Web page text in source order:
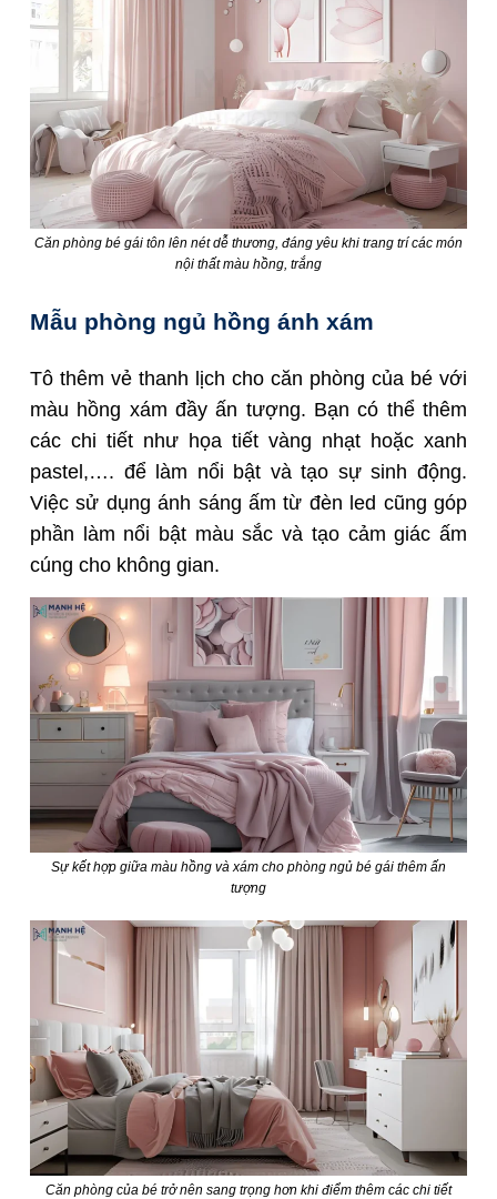
Căn phòng bé gái tôn lên nét dễ thương, đáng yêu khi trang trí các món
nội thất màu hồng, trắng
Mẫu phòng ngủ hồng ánh xám
Tô thêm vẻ thanh lịch cho căn phòng của bé với
màu hồng xám đầy ấn tượng. Bạn có thể thêm
các chi tiết như họa tiết vàng nhạt hoặc xanh
pastel,…. để làm nổi bật và tạo sự sinh động.
Việc sử dụng ánh sáng ấm từ đèn led cũng góp
phần làm nổi bật màu sắc và tạo cảm giác ấm
cúng cho không gian.
Sự kết hợp giữa màu hồng và xám cho phòng ngủ bé gái thêm ấn
tượng
Căn phòng của bé trở nên sang trọng hơn khi điểm thêm các chi tiết